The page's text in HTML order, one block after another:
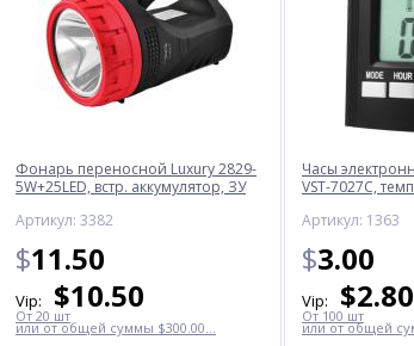
Фонарь переносной Luxury 2829-
5W+25LED, встр. аккумулятор, ЗУ
Артикул: 3382
$11.50
Vip: $10.50
От 20 шт
или от общей суммы $300.00...
Часы
VST-7027С,
Артикул: 1363
$3.00
Vip: $2.80
От 100 шт
или от общей